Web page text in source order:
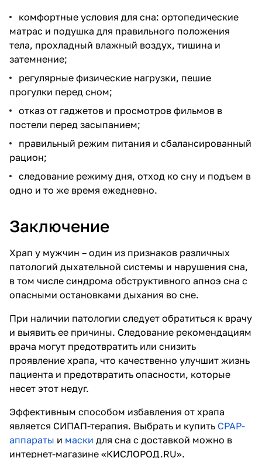
комфортные условия для сна: ортопедические
матрас и подушка для правильного положения
тела, прохладный влажный воздух, тишина и
затемнение;
регулярные физические нагрузки, пешие
прогулки перед сном;
отказ от гаджетов и просмотров фильмов в
постели перед засыпанием;
правильный режим питания и сбалансированный
рацион;
следование режиму дня, отход ко сну и подъем в
одно и то же время ежедневно.
Заключение
Храп у мужчин – один из признаков различных
патологий дыхательной системы и нарушения сна,
в том числе синдрома обструктивного апноэ сна с
опасными остановками дыхания во сне.
При наличии патологии следует обратиться к врачу
и выявить ее причины. Следование рекомендациям
врача могут предотвратить или снизить
проявление храпа, что качественно улучшит жизнь
пациента и предотвратить опасности, которые
несет этот недуг.
Эффективным способом избавления от храпа
является СИПАП-терапия. Выбрать и купить CPAP-
аппараты и маски для сна с доставкой можно в
интернет-магазине «КИСЛОРОД.RU».